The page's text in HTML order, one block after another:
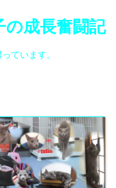
の成長奮闘記
ています。